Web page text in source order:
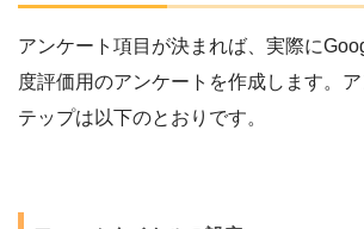
アンケート項目が決まれば、実際に
度評価用のアンケートを作成します。
テップは以下のとおりです。